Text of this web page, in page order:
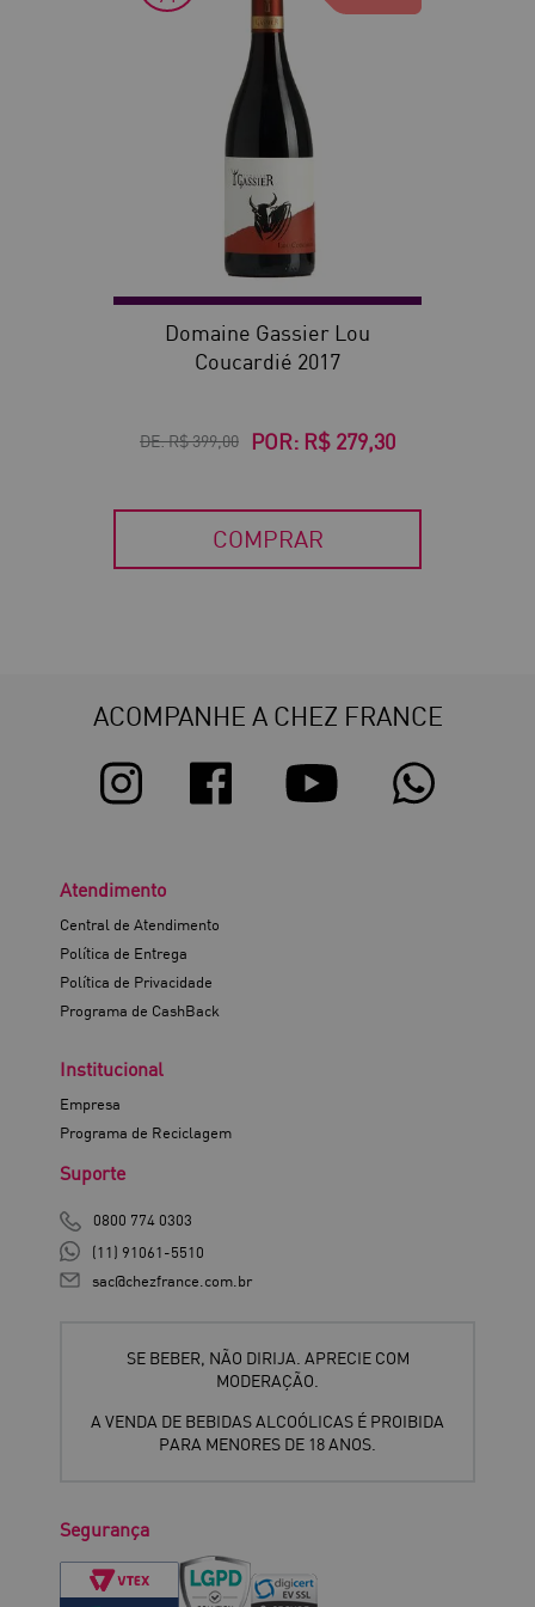
Domaine Gassier Lou
Coucardié 2017
DE:R$ 399,00 POR: R$ 279,30
COMPRAR
ACOMPANHE A CHEZ FRANCE
Atendimento
Central de Atendimento
Política de Entrega
Política de Privacidade
Programa de CashBack
Institucional
Empresa
Programa de Reciclagem
Suporte
0800 774 0303
(11) 91061-5510
sac@chezfrance.com.br
SE BEBER, NÃO DIRIJA. APRECIE COM
MODERAÇÃO.
A VENDA DE BEBIDAS ALCOÓLICAS É PROIBIDA
PARA MENORES DE 18 ANOS.
Segurança